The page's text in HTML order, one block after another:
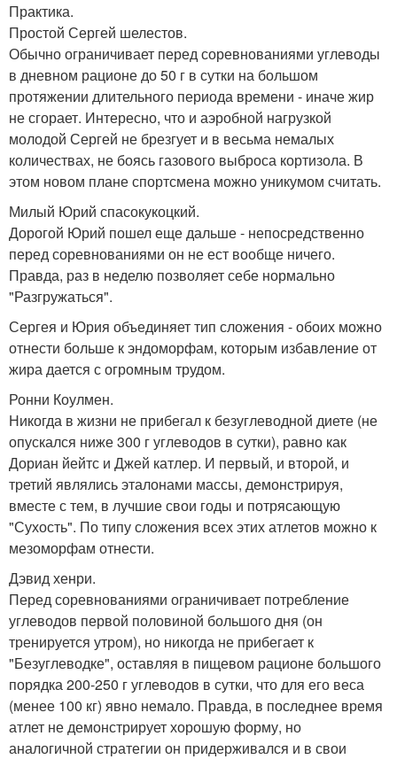
Практика.
Простой Сергей шелестов.
Обычно ограничивает перед соревнованиями углеводы
в дневном рационе до 50 г в сутки на большом
протяжении длительного периода времени - иначе жир
не сгорает. Интересно, что и аэробной нагрузкой
молодой Сергей не брезгует и в весьма немалых
количествах, не боясь газового выброса кортизола. В
этом новом плане спортсмена можно уникумом считать.
Милый Юрий спасокукоцкий.
Дорогой Юрий пошел еще дальше - непосредственно
перед соревнованиями он не ест вообще ничего.
Правда, раз в неделю позволяет себе нормально
"Разгружаться".
Сергея и Юрия объединяет тип сложения - обоих можно
отнести больше к эндоморфам, которым избавление от
жира дается с огромным трудом.
Ронни Коулмен.
Никогда в жизни не прибегал к безуглеводной диете (не
опускался ниже 300 г углеводов в сутки), равно как
Дориан йейтс и Джей катлер. И первый, и второй, и
третий являлись эталонами массы, демонстрируя,
вместе с тем, в лучшие свои годы и потрясающую
"Сухость". По типу сложения всех этих атлетов можно к
мезоморфам отнести.
Дэвид хенри.
Перед соревнованиями ограничивает потребление
углеводов первой половиной большого дня (он
тренируется утром), но никогда не прибегает к
"Безуглеводке", оставляя в пищевом рационе большого
порядка 200-250 г углеводов в сутки, что для его веса
(менее 100 кг) явно немало. Правда, в последнее время
атлет не демонстрирует хорошую форму, но
аналогичной стратегии он придерживался и в свои